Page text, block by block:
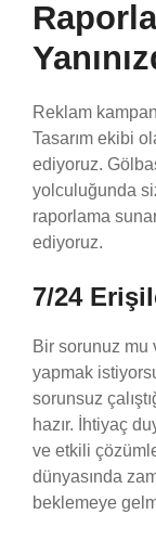
Reklam
Tasarım ekibi
ediyoruz.
yolculuğunda
raporlama
ediyoruz.
7/24
Bir sorunuz mu
yapmak
sorunsuz
hazır. İhtiyaç
ve etkili
dünyasında
beklemeye